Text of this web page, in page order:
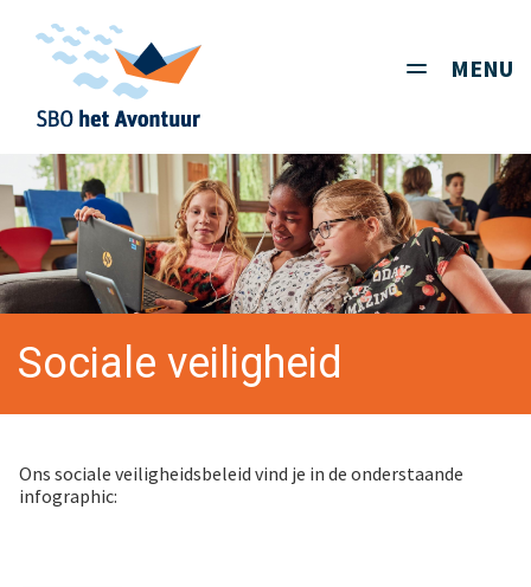
Toggle
MENU
Sociale veiligheid
Ons sociale veiligheidsbeleid vind je in de onderstaande
infographic: